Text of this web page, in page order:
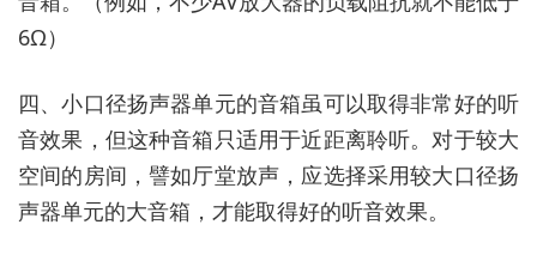
6Ω）
四、小口径扬声器单元的音箱虽可以取得非常好的听
音效果，但这种音箱只适用于近距离聆听。对于较大
空间的房间，譬如厅堂放声，应选择采用较大口径扬
声器单元的大音箱，才能取得好的听音效果。